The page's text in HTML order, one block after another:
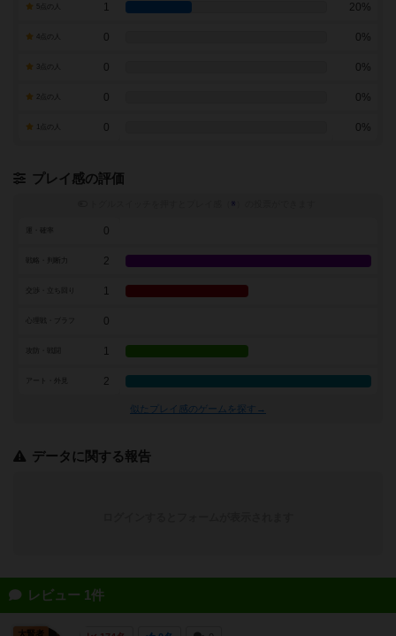
1 20%
0 0%
0 0%
0 0%
0 0%
プレイ感の評価
※
0
戦略・判断力 2
1
0
1
アート・外見 2
似たプレイ感のゲームを探す→
データに関する報告
レビュー 1件